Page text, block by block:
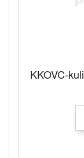
KKOVC-